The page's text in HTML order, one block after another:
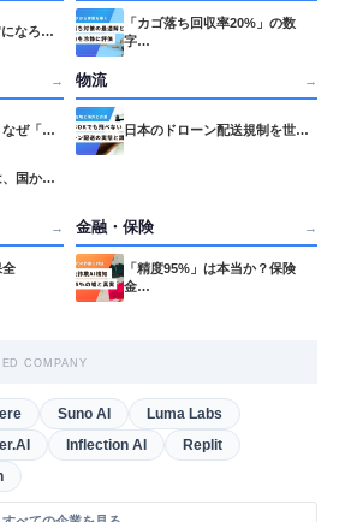
になろ…
「カゴ落ち回収率20%」の数
字…
→
なぜ「…
、国か…
物流 →
日本のドローン配送規制を世…
→
全
金融・保険 →
「精度95%」は本当か？保険
金…
COMPANY
Suno AI
Luma Labs
Inflection AI
Replit